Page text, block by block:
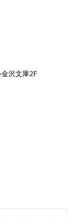
沢文庫2F